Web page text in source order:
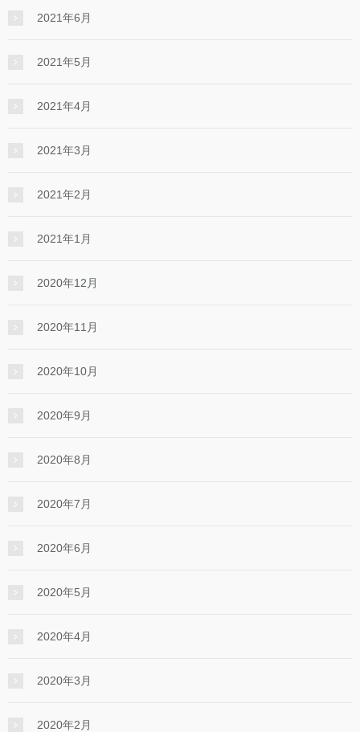
2021年6月
2021年5月
2021年4月
2021年3月
2021年2月
2021年1月
2020年12月
2020年11月
2020年10月
2020年9月
2020年8月
2020年7月
2020年6月
2020年5月
2020年4月
2020年3月
2020年2月